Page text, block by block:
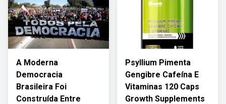
A Moderna
Democracia
Brasileira Foi
Construída Entre
Psyllium Pimenta
Gengibre Cafeína E
Vitaminas 120 Caps
Growth Supplements